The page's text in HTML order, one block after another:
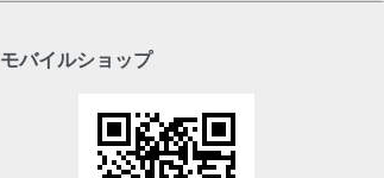
モバイルショップ